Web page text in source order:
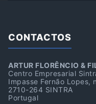
CONTACTOS
ARTUR FLORÊNCIO &
Centro Empresarial
Impasse Fernão Lopes,
2710-264 SINTRA
Portugal